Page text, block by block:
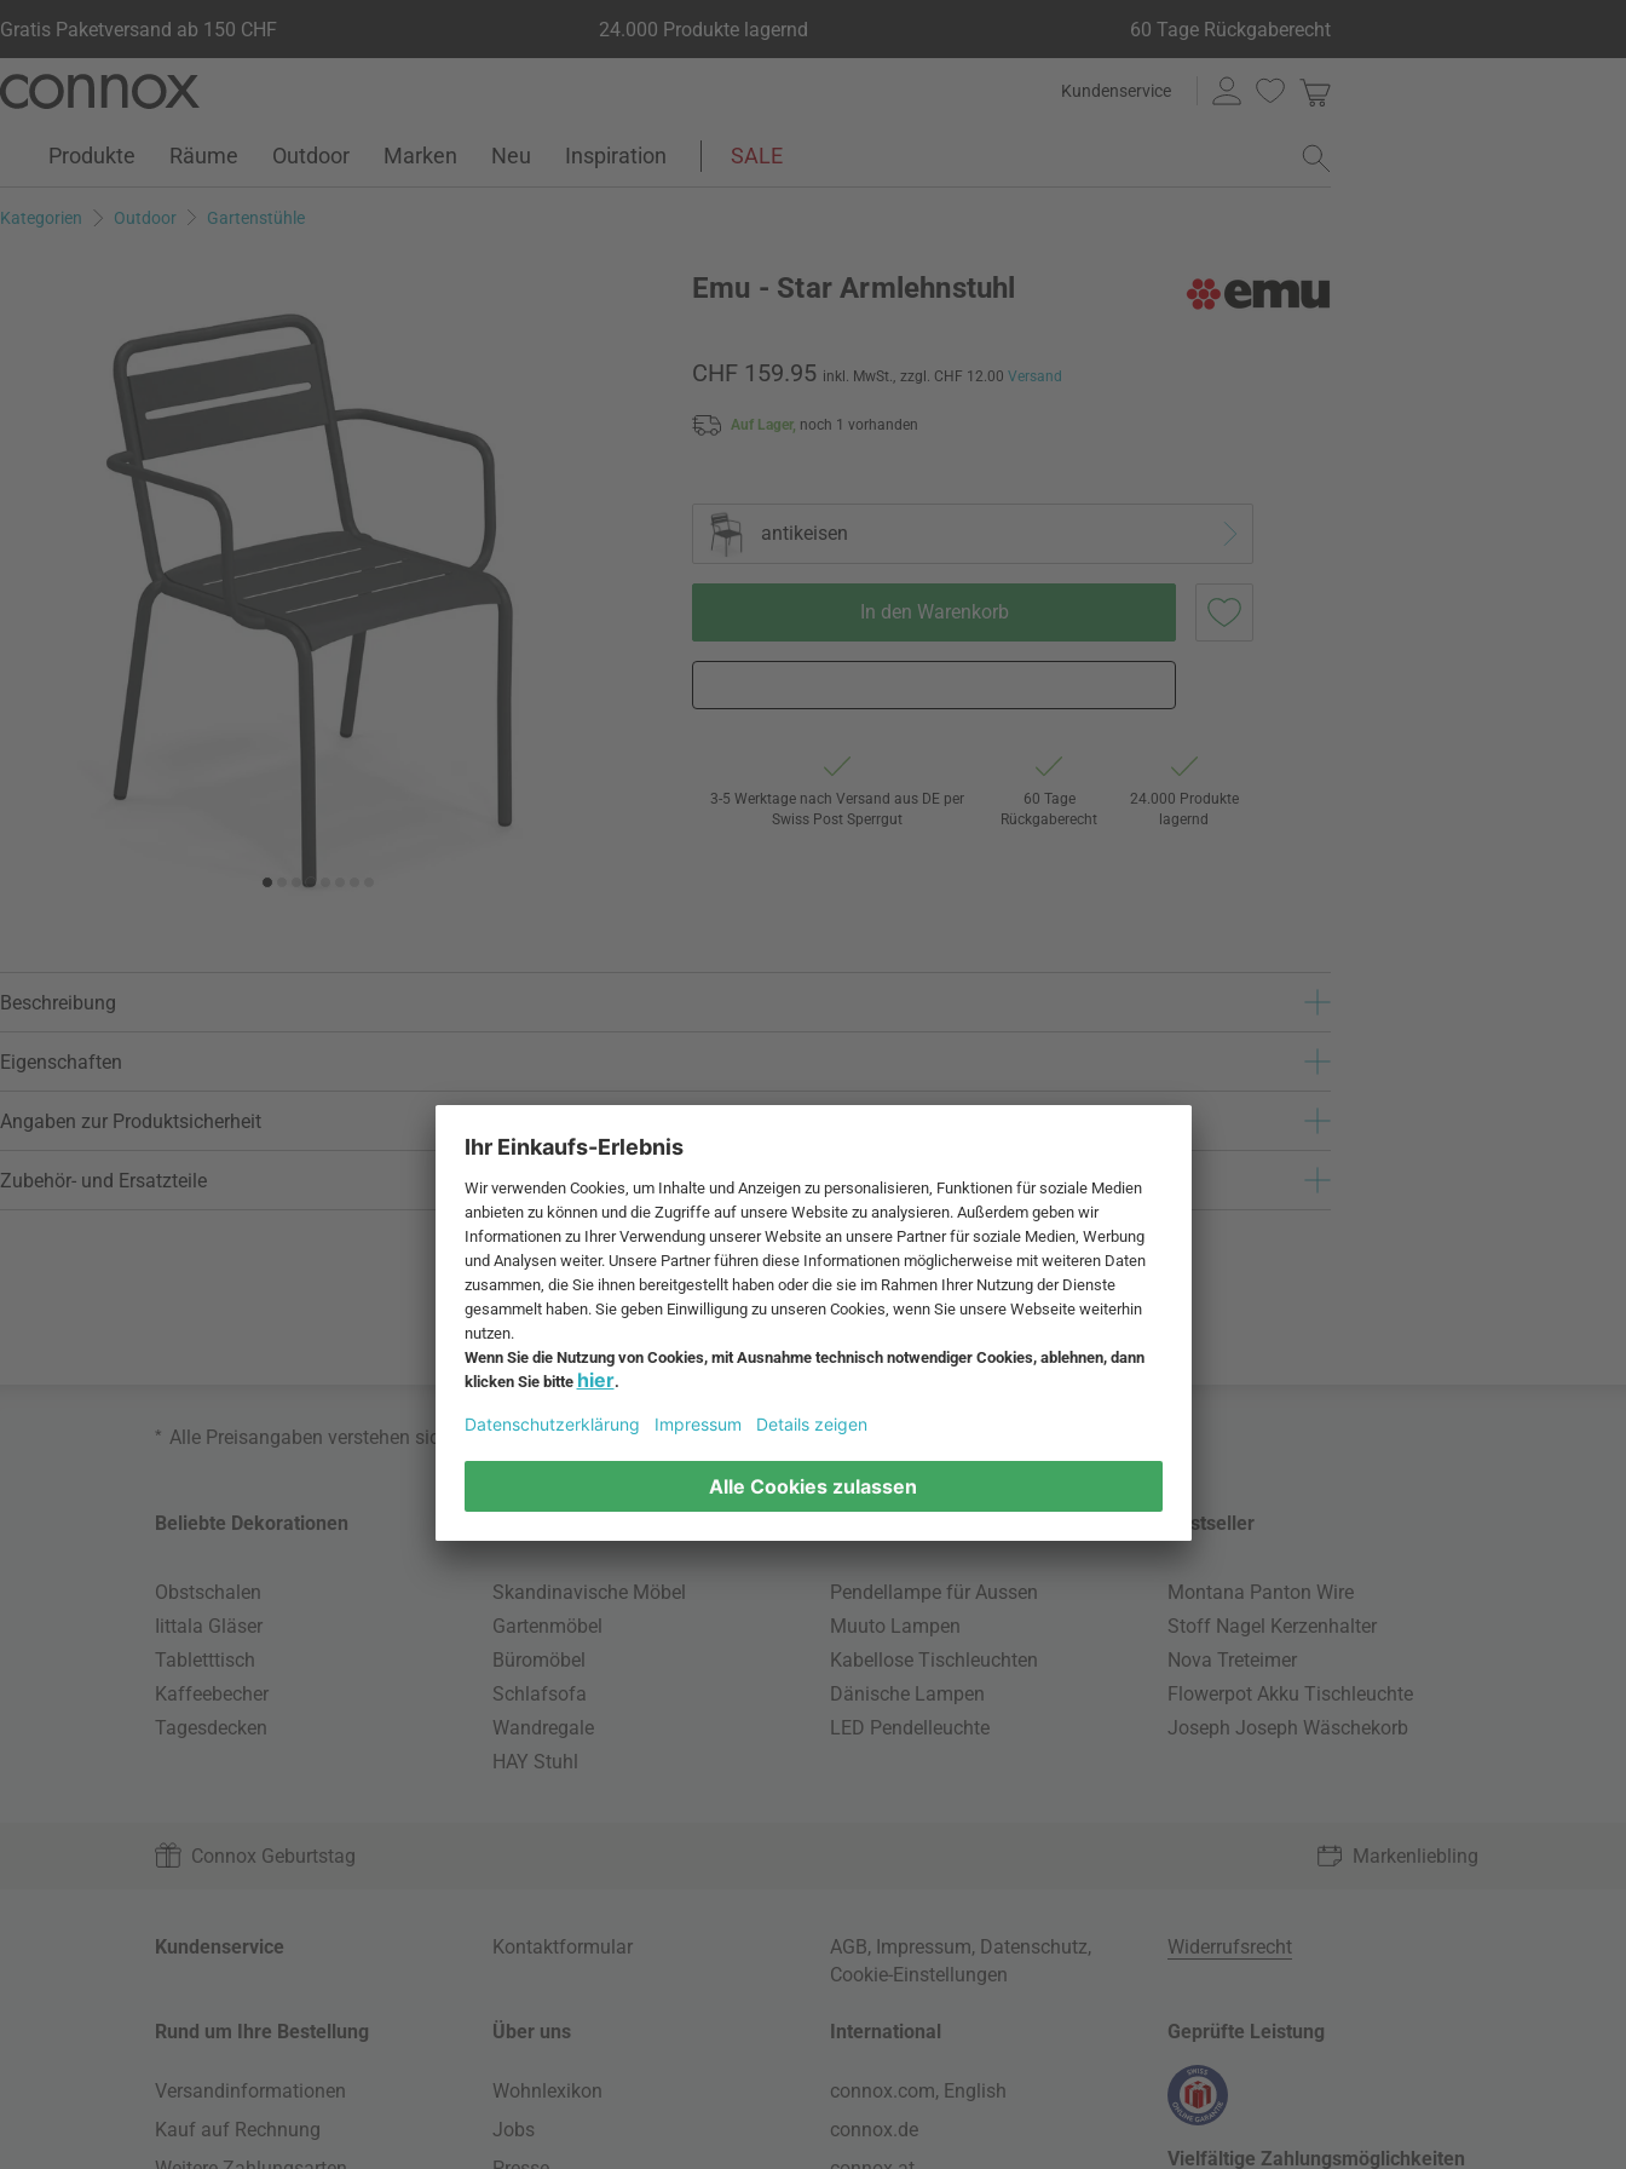
Gratis Paketversand ab 150 CHF 24.000 Produkte lagernd 60 Tage Rückgaberecht
Seiteninhalt
Suchfeld
Kundenservice
Kundenkonto
Wunschliste
Warenkorb
Produkte Räume Outdoor Marken Neu Inspiration SALE
Kategorien Outdoor Gartenstühle
Emu - Star Armlehnstuhl
CHF 159.95 inkl. MwSt., zzgl. CHF 12.00 Versand
Auf Lager, noch 1 vorhanden
antikeisen
In den Warenkorb
Wunschliste hinzufügen
3-5 Werktage nach Versand aus DE per
Swiss Post Sperrgut
60 Tage
Rückgaberecht
24.000 Produkte
lagernd
Beschreibung
Eigenschaften
Angaben zur Produktsicherheit
Zubehör- und Ersatzteile
* Alle Preisangaben verstehen sich inklusive MwSt. und zzgl.Versandkosten.
Beliebte Dekorationen
Obstschalen
Iittala Gläser
Tabletttisch
Kaffeebecher
Tagesdecken
Skandinavische Möbel
Gartenmöbel
Büromöbel
Schlafsofa
Wandregale
HAY Stuhl
Pendellampe für Aussen
Muuto Lampen
Kabellose Tischleuchten
Dänische Lampen
LED Pendelleuchte
Bestseller
Montana Panton Wire
Stoff Nagel Kerzenhalter
Nova Treteimer
Flowerpot Akku Tischleuchte
Joseph Joseph Wäschekorb
Connox Geburtstag Markenliebling
Kundenservice Kontaktformular AGB, Impressum, Datenschutz,
Cookie-Einstellungen
Widerrufsrecht
Rund um Ihre Bestellung
Versandinformationen
Kauf auf Rechnung
Über uns
Wohnlexikon
Jobs
International
connox.com, English
connox.de
Geprüfte Leistung
Vielfältige Zahlungsmöglichkeiten